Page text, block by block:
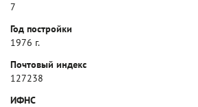
7
Год постройки
1976 г.
Почтовый индекс
127238
ИФНС